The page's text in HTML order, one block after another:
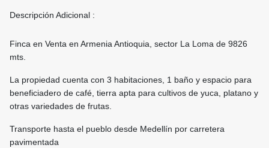
Descripción Adicional :
Finca en Venta en Armenia Antioquia, sector La Loma de 9826
mts.
La propiedad cuenta con 3 habitaciones, 1 baño y espacio para
beneficiadero de café, tierra apta para cultivos de yuca, platano y
otras variedades de frutas.
Transporte hasta el pueblo desde Medellín por carretera
pavimentada